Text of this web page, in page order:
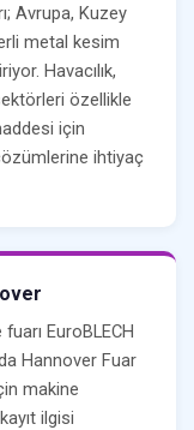
Avrupa, Kuzey
metal kesim
Havacılık,
özellikle
için
ihtiyaç
EuroBLECH
Hannover Fuar
makine
ilgisi